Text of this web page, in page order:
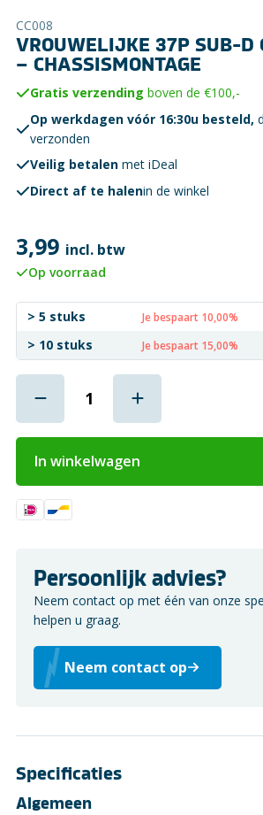
CC008
VROUWELIJKE 37P SUB-D
– CHASSISMONTAGE
Gratis verzending boven de €100,-
Op werkdagen vóór 16:30u besteld,
verzonden
Veilig betalen met iDeal
Direct af te halenin de winkel
3,99 incl. btw
Op voorraad
> 5 stuks Je bespaart 10,00%
> 10 stuks
Je bespaart 15,00%
In winkelwagen
Persoonlijk advies?
Neem contact op met één van onze
helpen u graag.
Neem contact op
Specificaties
Algemeen